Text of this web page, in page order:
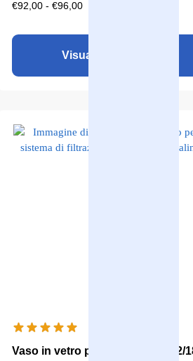
€92,00 - €96,00
Visualizza il prodotto
Vaso in vetro per l'Aqualine 5/12/